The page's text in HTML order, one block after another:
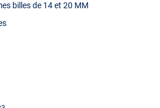
billes de 14 et 20 MM